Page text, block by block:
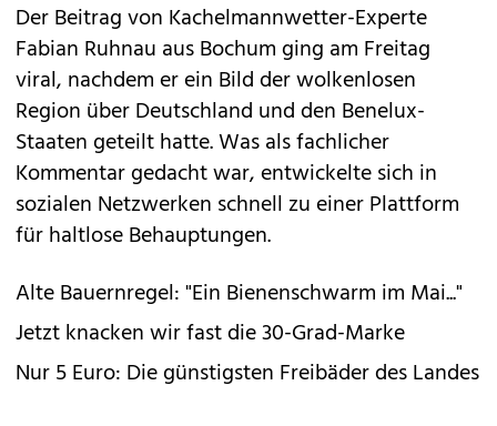
Der Beitrag von Kachelmannwetter-Experte
Fabian Ruhnau aus Bochum ging am Freitag
viral, nachdem er ein Bild der wolkenlosen
Region über Deutschland und den Benelux-
Staaten geteilt hatte. Was als fachlicher
Kommentar gedacht war, entwickelte sich in
sozialen Netzwerken schnell zu einer Plattform
für haltlose Behauptungen.
Alte Bauernregel: "Ein Bienenschwarm im Mai..."
Jetzt knacken wir fast die 30-Grad-Marke
Nur 5 Euro: Die günstigsten Freibäder des Landes